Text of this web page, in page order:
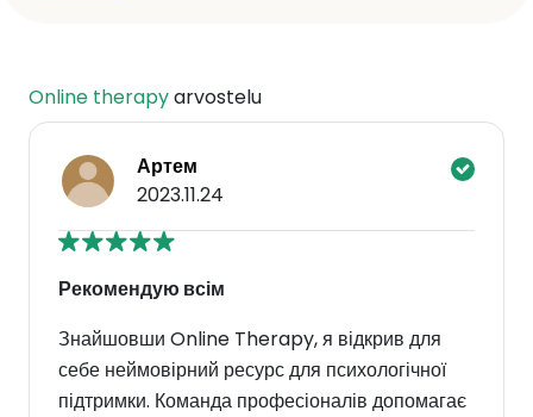
Online therapyarvostelu
Артем
2023.11.24
Рекомендую всім
Знайшовши Online Therapy, я відкрив для
себе неймовірний ресурс для психологічної
підтримки. Команда професіоналів допомагає